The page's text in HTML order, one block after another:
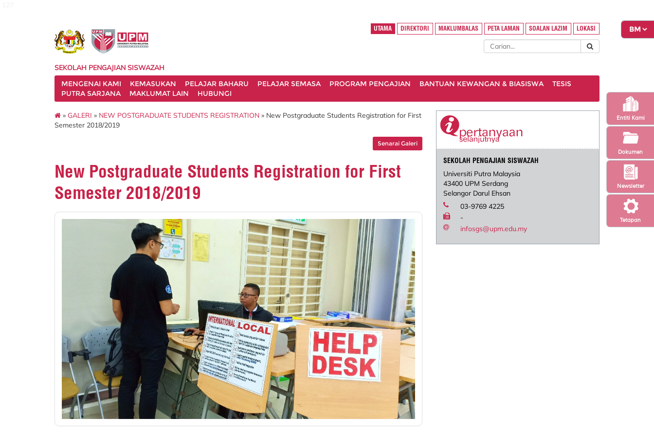
Tetapan
Newsletter
Entiti Kami
Dokumen
UTAMA DIREKTORI MAKLUMBALAS PETA LAMAN SOALAN LAZIM LOKASI
SEKOLAH PENGAJIAN SISWAZAH
MENGENAI KAMI
KEMASUKAN PELAJAR BAHARU PELAJAR SEMASA PROGRAM PENGAJIAN BANTUAN KEWANGAN & BIASISWA
TESIS
PUTRA SARJANA
MAKLUMAT LAIN HUBUNGI
» GALERI » NEW POSTGRADUATE STUDENTS REGISTRATION » New Postgraduate Students Registration for First
Semester 2018/2019
Senarai Galeri
New Postgraduate Students Registration for First
Semester 2018/2019
SEKOLAH PENGAJIAN SISWAZAH
Universiti Putra Malaysia
43400 UPM Serdang
Selangor Darul Ehsan
03-9769 4225
-
infosgs@upm.edu.my